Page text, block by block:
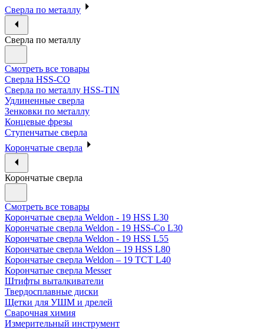
Сверла по металлу
Сверла по металлу
Смотреть все товары
Сверла HSS-CO
Сверла по металлу HSS-TIN
Удлиненные сверла
Зенковки по металлу
Концевые фрезы
Ступенчатые сверла
Корончатые сверла
Корончатые сверла
Смотреть все товары
Корончатые сверла Weldon - 19 HSS L30
Корончатые сверла Weldon - 19 HSS-Co L30
Корончатые сверла Weldon - 19 HSS L55
Корончатые сверла Weldon – 19 HSS L80
Корончатые сверла Weldon – 19 TCT L40
Корончатые сверла Messer
Штифты выталкиватели
Твердосплавные диски
Щетки для УШМ и дрелей
Сварочная химия
Измерительный инструмент